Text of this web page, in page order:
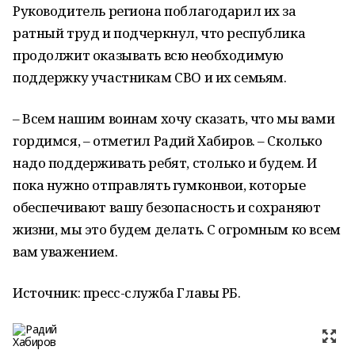
Руководитель региона поблагодарил их за
ратный труд и подчеркнул, что республика
продолжит оказывать всю необходимую
поддержку участникам СВО и их семьям.
– Всем нашим воинам хочу сказать, что мы вами
гордимся, – отметил Радий Хабиров. – Сколько
надо поддерживать ребят, столько и будем. И
пока нужно отправлять гумконвои, которые
обеспечивают вашу безопасность и сохраняют
жизни, мы это будем делать. С огромным ко всем
вам уважением.
Источник: пресс-служба Главы РБ.